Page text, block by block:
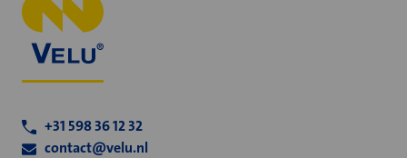
+31 598 36 12 32
contact@velu.nl